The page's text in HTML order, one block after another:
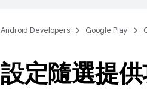
Android Developers Google Play
設定隨選提